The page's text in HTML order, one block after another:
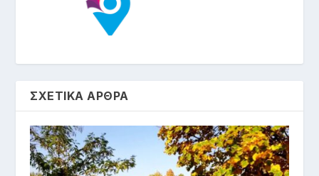
ΣΧΕΤΙΚΑ ΑΡΘΡΑ